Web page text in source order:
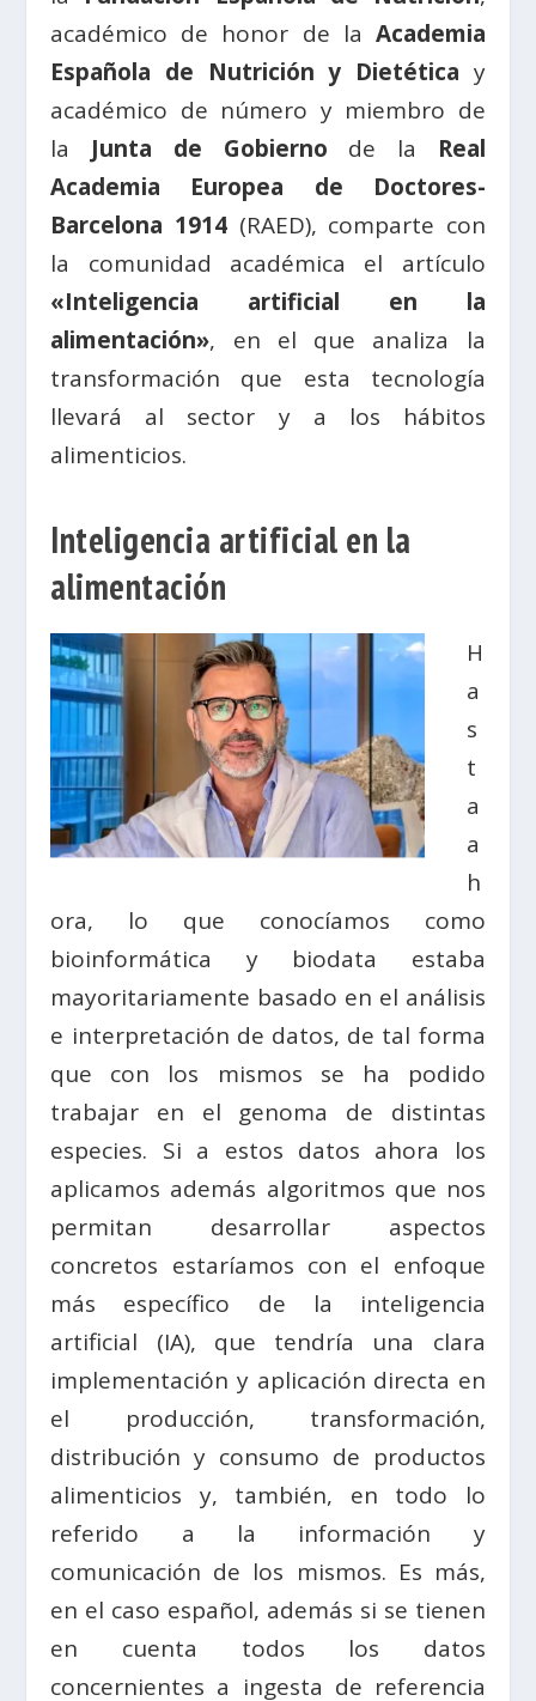
académico de honor de la Academia
Española de Nutrición y Dietética y
académico de número y miembro de
la Junta de Gobierno de la Real
Academia Europea de Doctores-
Barcelona 1914(RAED), comparte con
la comunidad académica el artículo
«Inteligencia artificial en la
alimentación», en el que analiza la
transformación que esta tecnología
llevará al sector y a los hábitos
alimenticios.
Inteligencia artificial en la
alimentación
H
a
s
t
a
a
h
ora, lo que conocíamos como
bioinformática y biodata estaba
mayoritariamente basado en el análisis
e interpretación de datos, de tal forma
que con los mismos se ha podido
trabajar en el genoma de distintas
especies. Si a estos datos ahora los
aplicamos además algoritmos que nos
permitan desarrollar aspectos
concretos estaríamos con el enfoque
más específico de la inteligencia
artificial (IA), que tendría una clara
implementación y aplicación directa en
el producción, transformación,
distribución y consumo de productos
alimenticios y, también, en todo lo
referido a la información y
comunicación de los mismos. Es más,
en el caso español, además si se tienen
en cuenta todos los datos
concernientes a ingesta de referencia